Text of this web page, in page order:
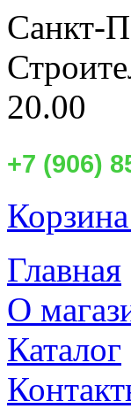
Санкт-
20.00
+7 (906)
Главная
О
Каталог